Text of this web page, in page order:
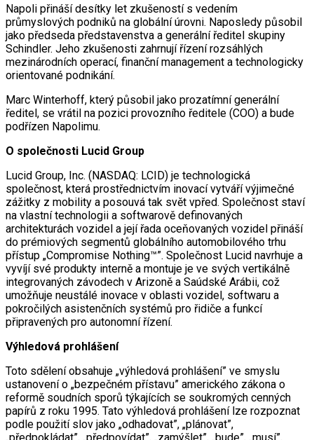
Napoli přináší desítky let zkušeností s vedením
průmyslových podniků na globální úrovni. Naposledy působil
jako předseda představenstva a generální ředitel skupiny
Schindler. Jeho zkušenosti zahrnují řízení rozsáhlých
mezinárodních operací, finanční management a technologicky
orientované podnikání.
Marc Winterhoff, který působil jako prozatímní generální
ředitel, se vrátil na pozici provozního ředitele (COO) a bude
podřízen Napolimu.
O společnosti Lucid Group
Lucid Group, Inc. (NASDAQ: LCID) je technologická
společnost, která prostřednictvím inovací vytváří výjimečné
zážitky z mobility a posouvá tak svět vpřed. Společnost staví
na vlastní technologii a softwarově definovaných
architekturách vozidel a její řada oceňovaných vozidel přináší
do prémiových segmentů globálního automobilového trhu
přístup „Compromise Nothing™”. Společnost Lucid navrhuje a
vyvíjí své produkty interně a montuje je ve svých vertikálně
integrovaných závodech v Arizoně a Saúdské Arábii, což
umožňuje neustálé inovace v oblasti vozidel, softwaru a
pokročilých asistenčních systémů pro řidiče a funkcí
připravených pro autonomní řízení.
Výhledová prohlášení
Toto sdělení obsahuje „výhledová prohlášení” ve smyslu
ustanovení o „bezpečném přístavu” amerického zákona o
reformě soudních sporů týkajících se soukromých cenných
papírů z roku 1995. Tato výhledová prohlášení lze rozpoznat
podle použití slov jako „odhadovat”, „plánovat”,